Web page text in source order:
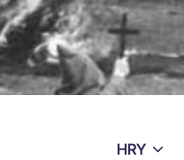
HRY